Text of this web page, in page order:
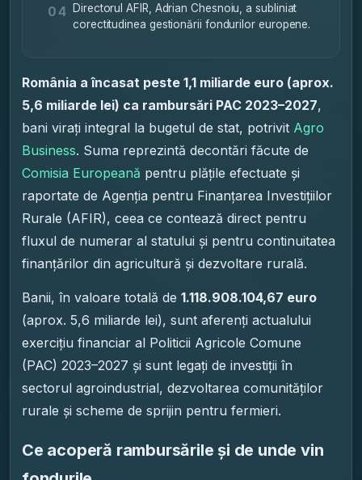
04
Directorul AFIR, Adrian Chesnoiu, a subliniat
corectitudinea gestionării fondurilor europene.
România a încasat peste 1,1 miliarde euro (aprox.
5,6 miliarde lei) ca rambursări PAC 2023–2027,
bani virați integral la bugetul de stat, potrivit Agro
Business. Suma reprezintă decontări făcute de
Comisia Europeană pentru plățile efectuate și
raportate de Agenția pentru Finanțarea Investițiilor
Rurale (AFIR), ceea ce contează direct pentru
fluxul de numerar al statului și pentru continuitatea
finanțărilor din agricultură și dezvoltare rurală.
Banii, în valoare totală de 1.118.908.104,67 euro
(aprox. 5,6 miliarde lei), sunt aferenți actualului
exercițiu financiar al Politicii Agricole Comune
(PAC) 2023–2027 și sunt legați de investiții în
sectorul agroindustrial, dezvoltarea comunităților
rurale și scheme de sprijin pentru fermieri.
Ce acoperă rambursările și de unde vin